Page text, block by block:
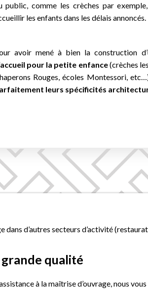
public, comme les crèches par
les enfants dans les délais annoncés.
avoir mené à bien la construction
accueil pour la petite enfance(crèches
Rouges, écoles Montessori,
leurs spécificités
dans d’autres secteurs d’activité
qualité
à la maîtrise d’ouvrage, nous